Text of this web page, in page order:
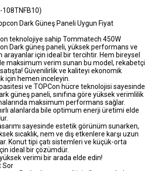
Dark Güneş Paneli Uygun Fiyat
teknolojiye sahip Tommatech 450W
Dark güneş paneli, yüksek performans ve
arayanlar için ideal bir tercihtir. Hem bireysel
maksimum verim sunan bu model, rekabetçi
! Güvenilirlik ve kaliteyi ekonomik
için hemen inceleyin.
ve TOPCon hücre teknolojisi sayesinde
güneş paneli, sınıfına göre yüksek verimlilik
maksimum performans sağlar.
alanlarda bile optimum enerji üretimi elde
sayesinde estetik görünüm sunarken,
sıcaklık, nem ve dış etkenlere karşı uzun
Konut tipi çatı sistemleri ve küçük-orta
ideal bir çözümdür.
verimi bir arada elde edin!
Sor